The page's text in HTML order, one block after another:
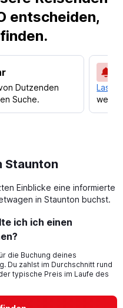
entscheiden,
Dutzenden
Suche.
Lass
Staunton
Einblicke eine informierte
in Staunton buchst.
ich ich einen
die Buchung deines
Du zahlst im Durchschnitt rund
typische Preis im Laufe des